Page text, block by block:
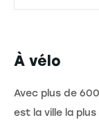
À vélo
Avec plus de
est la ville la